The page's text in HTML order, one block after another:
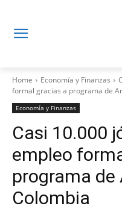
Home Economía y Finanzas
formal gracias a programa de
Economía y Finanzas
Casi 10.000
empleo
programa de
Colombia